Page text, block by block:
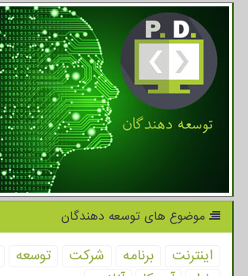
موضوع های توسعه دهندگان
اینترنت برنامه شركت توسعه